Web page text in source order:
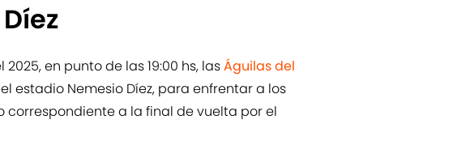
en punto de las 19:00 hs, lasÁguilas del
estadio Nemesio Díez, para enfrentar a los
correspondiente a la final de vuelta por el